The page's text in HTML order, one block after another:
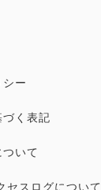
ー
く表記
いて
セスログについて